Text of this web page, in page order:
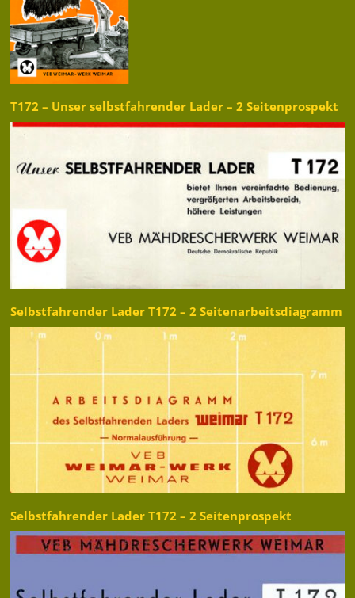
T172 – Unser selbstfahrender Lader – 2 Seitenprospekt
Selbstfahrender Lader T172 – 2 Seitenarbeitsdiagramm
Selbstfahrender Lader T172 – 2 Seitenprospekt